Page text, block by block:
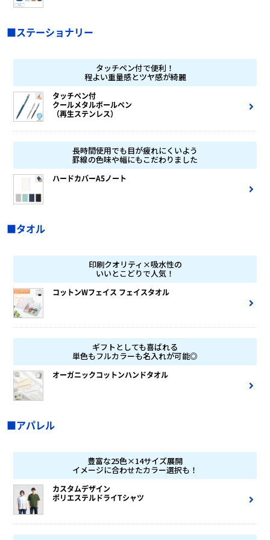
■ステーショナリー
タッチペン付で便利！
程よい重量感とツヤ感が綺麗
タッチペン付
クールメタルボールペン
（再生ステンレス）
長時間使用でも目が疲れにくいよう
罫線の色味や幅にもこだわりました
ハードカバーA5ノート
■タオル
印刷クオリティ×吸水性の
いいとこどりで人気！
コットンWフェイス フェイスタオル
ギフトとしても喜ばれる
単色もフルカラーも名入れが可能◎
オーガニックコットンハンドタオル
■アパレル
豊富な25色×14サイズ展開
イメージに合わせたカラー選択も！
カスタムデザイン
ポリエステルドライTシャツ